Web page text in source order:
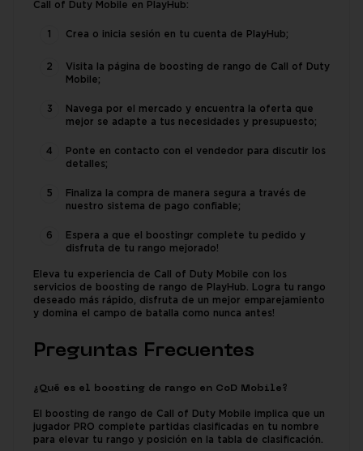
Call of Duty Mobile en PlayHub:
Crea o inicia sesión en tu cuenta de PlayHub;
Visita la página de boosting de rango de Call of Duty
Mobile;
Navega por el mercado y encuentra la oferta que
mejor se adapte a tus necesidades y presupuesto;
Ponte en contacto con el vendedor para discutir los
detalles;
Finaliza la compra de manera segura a través de
nuestro sistema de pago confiable;
Espera a que el boostingr complete tu pedido y
disfruta de tu rango mejorado!
Eleva tu experiencia de Call of Duty Mobile con los
servicios de boosting de rango de PlayHub. Logra tu rango
deseado más rápido, disfruta de un mejor emparejamiento
y domina el campo de batalla como nunca antes!
Preguntas Frecuentes
¿Qué es el boosting de rango en CoD Mobile?
El boosting de rango de Call of Duty Mobile implica que un
jugador PRO complete partidas clasificadas en tu nombre
para elevar tu rango y posición en la tabla de clasificación.